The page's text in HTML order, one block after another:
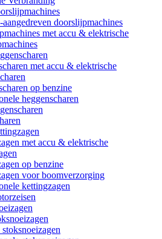
doorslijpmachines
met accu & elektrische
met accu & elektrische
op benzine
heggenscharen
met accu & elektrische
op benzine
voor boomverzorging
kettingzagen